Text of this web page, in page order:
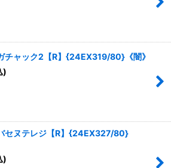
チャック2【R】{24EX319/80}《闇》
)
セヌテレジ【R】{24EX327/80}
)